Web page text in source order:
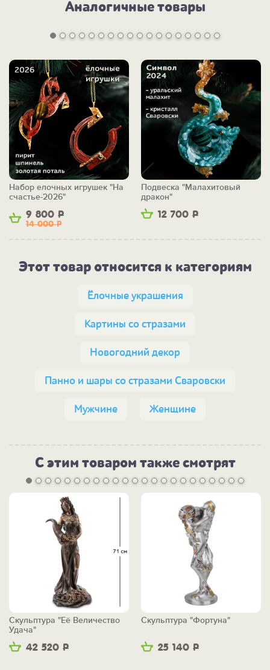
Аналогичные товары
9 800 Р
14 000Р
Набор елочных игрушек "На
счастье-2026"
12 700 Р
Подвеска "Малахитовый
дракон"
Этот товар относится к категориям
Ёлочные украшения
Картины со стразами
Новогодний декор
Панно и шары со стразами Сваровски
Мужчине Женщине
С этим товаром также смотрят
42 520 Р
Скульптура "Её Величество
Удача"
25 140 Р
Скульптура "Фортуна"